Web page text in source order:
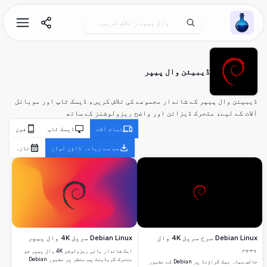
Wallpaper Alchemy
ڈیبیئن وال پیپر
ڈیبیئن وال پیپر کے شاندار مجموعے کی تلاش کریں، ڈیسک ٹاپ اور موبائل
آلات کے لیے، متحرک ڈیزائن اور واضح ریزولوشنز کے ساتھ
تمام آلات ڈیسک ٹاپ فون
سب سے زیادہ ڈاؤن لوڈز تازہ
Debian Linux سرخ سرپل 4K وال
پیپر
خالص سیاہ بیک گراؤنڈ پر Debian کے مشہور
Debian Linux سرپل 4K وال پیپر
ایک شاندار ہائی ریزولوشن 4K وال پیپر جو
متحرک گریڈینٹ پس منظر پر مشہور Debian